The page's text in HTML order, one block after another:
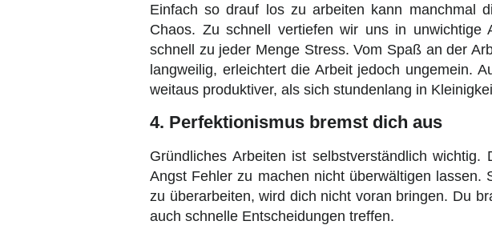
Einfach so drauf los zu arbeiten kann manchmal
Chaos. Zu schnell vertiefen wir uns in unwichtige
schnell zu jeder Menge Stress. Vom Spaß an der
langweilig, erleichtert die Arbeit jedoch ungemein.
weitaus produktiver, als sich stundenlang in
4. Perfektionismus bremst dich aus
Gründliches Arbeiten ist selbstverständlich
Angst Fehler zu machen nicht überwältigen
zu überarbeiten, wird dich nicht voran bringen. Du
auch schnelle Entscheidungen treffen.